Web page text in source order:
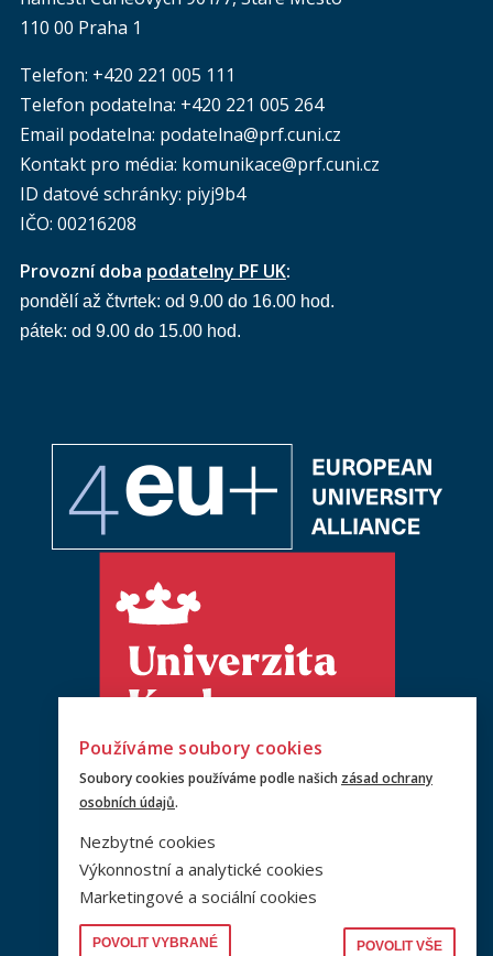
110 00 Praha 1
Telefon: +420 221 005 111
Telefon podatelna: +420 221 005 264
Email podatelna: podatelna@prf.cuni.cz
Kontakt pro média: komunikace@prf.cuni.cz
ID datové schránky: piyj9b4
IČO: 00216208
Provozní doba podatelny PF UK:
pondělí až čtvrtek: od 9.00 do 16.00 hod.
pátek: od 9.00 do 15.00 hod.
Používáme soubory cookies
Soubory cookies používáme podle našich zásad ochrany
osobních údajů.
Nezbytné cookies
Výkonnostní a analytické cookies
Marketingové a sociální cookies
POVOLIT VYBRANÉ POVOLIT VŠE